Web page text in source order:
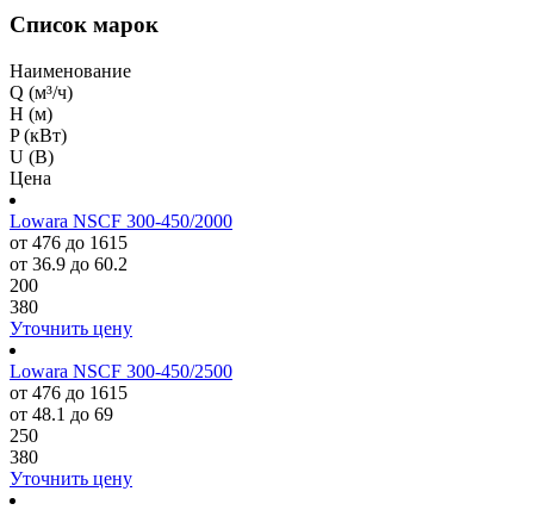
Список марок
Наименование
Q (м³/ч)
H (м)
P (кВт)
U (В)
Цена
Lowara NSCF 300-450/2000
от 476 до 1615
от 36.9 до 60.2
200
380
Уточнить цену
Lowara NSCF 300-450/2500
от 476 до 1615
от 48.1 до 69
250
380
Уточнить цену